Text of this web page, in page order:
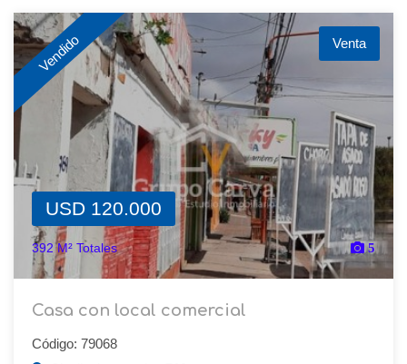
Vendido Venta
USD 120.000
392 M² Totales 5
Casa con local comercial
Código: 79068